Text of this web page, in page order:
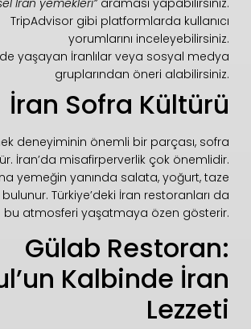
İran yemekleri”araması yapabilirsiniz.
TripAdvisor gibi platformlarda kullanıcı
yorumlarını inceleyebilirsiniz.
yaşayan İranlılar veya sosyal medya
gruplarından öneri alabilirsiniz.
İran Sofra Kültürü
deneyiminin önemli bir parçası, sofra
İran’da misafirperverlik çok önemlidir.
yemeğin yanında salata, yoğurt, taze
Türkiye’deki İran restoranları da
bu atmosferi yaşatmaya özen gösterir.
Gülab Restoran:
Kalbinde İran
Lezzeti